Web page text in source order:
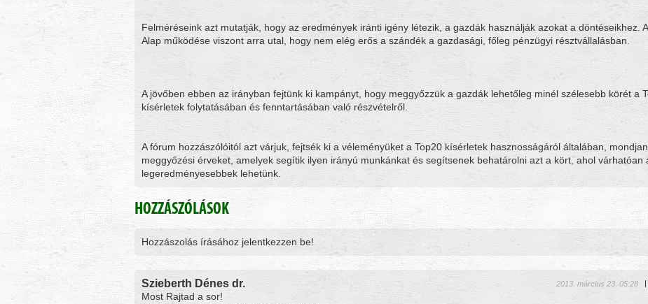
Felméréseink azt mutatják, hogy az eredmények iránti igény létezik, a gazdák használják azokat a döntéseikhez.
Alap működése viszont arra utal, hogy nem elég erős a szándék a gazdasági, főleg pénzügyi résztvállalásban.
A jövőben ebben az irányban fejtünk ki kampányt, hogy meggyőzzük a gazdák lehetőleg minél szélesebb körét a
kísérletek folytatásában és fenntartásában való részvételről.
A fórum hozzászólóitól azt várjuk, fejtsék ki a véleményüket a Top20 kísérletek hasznosságáról általában,
meggyőzési érveket, amelyek segítik ilyen irányú munkánkat és segítsenek behatárolni azt a kört, ahol várhatóan
legeredményesebbek lehetünk.
HOZZÁSZÓLÁSOK
Hozzászolás írásához jelentkezzen be!
Szieberth Dénes dr. 2013. március 23. 05:28 |
Most Rajtad a sor!